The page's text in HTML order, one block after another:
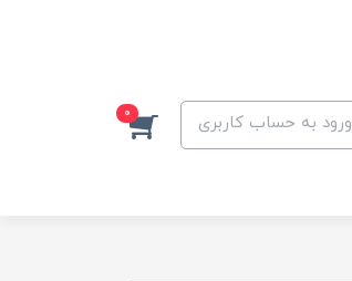
ورود به حساب کاربری 0